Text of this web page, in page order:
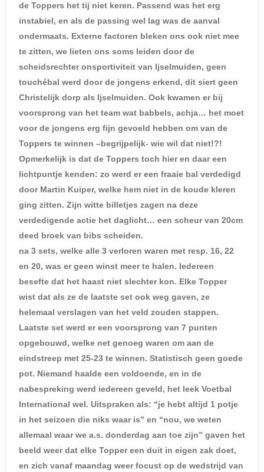
de Toppers het tij niet keren. Passend was het erg
instabiel, en als de passing wel lag was de aanval
ondermaats. Externe factoren bleken ons ook niet mee
te zitten, we lieten ons soms leiden door de
scheidsrechter onsportiviteit van Ijselmuiden, geen
touchébal werd door de jongens erkend, dit siert geen
Christelijk dorp als Ijselmuiden. Ook kwamen er bij
voorsprong van het team wat babbels, achja… het moet
voor de jongens erg fijn gevoeld hebben om van de
Toppers te winnen –begrijpelijk- wie wil dat niet!?!
Opmerkelijk is dat de Toppers toch hier en daar een
lichtpuntje kenden: zo werd er een fraaie bal verdedigd
door Martin Kuiper, welke hem niet in de koude kleren
ging zitten. Zijn witte billetjes zagen na deze
verdedigende actie het daglicht… een scheur van 20cm
deed broek van bibs scheiden.
na 3 sets, welke alle 3 verloren waren met resp. 16, 22
en 20, was er geen winst meer te halen. Iedereen
besefte dat het haast niet slechter kon. Elke Topper
wist dat als ze de laatste set ook weg gaven, ze
helemaal verslagen van het veld zouden stappen.
Laatste set werd er een voorsprong van 7 punten
opgebouwd, welke net genoeg waren om aan de
eindstreep met 25-23 te winnen. Statistisch geen goede
pot. Niemand haalde een voldoende, en in de
nabespreking werd iedereen geveld, het leek Voetbal
International wel. Uitspraken als: “je hebt altijd 1 potje
in het seizoen die niks waar is” en “nou, we weten
allemaal waar we a.s. donderdag aan toe zijn” gaven het
beeld weer dat elke Topper een duit in eigen zak doet,
en zich vanaf maandag weer focust op de wedstrijd van